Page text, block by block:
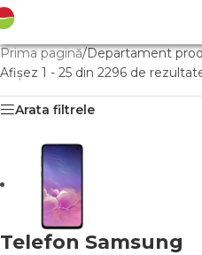
Prima pagină/Departament
Afișez 1 - 25 din 2296 de
Arata filtrele
Telefon Samsung